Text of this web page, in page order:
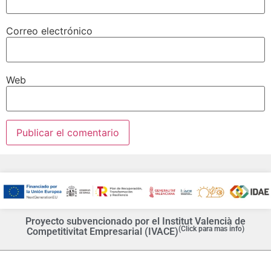
Correo electrónico
Web
Proyecto subvencionado por el Institut Valencià de
Competitivitat Empresarial (IVACE)(Click para mas info)